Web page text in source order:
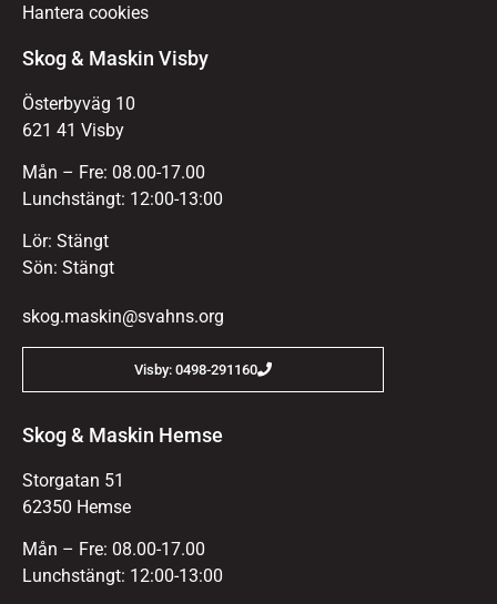
Hantera cookies
Skog & Maskin Visby
Österbyväg 10
621 41 Visby
Mån – Fre: 08.00-17.00
Lunchstängt: 12:00-13:00
Lör: Stängt
Sön: Stängt
skog.maskin@svahns.org
Visby: 0498-291160
Skog & Maskin Hemse
Storgatan 51
62350 Hemse
Mån – Fre: 08.00-17.00
Lunchstängt: 12:00-13:00